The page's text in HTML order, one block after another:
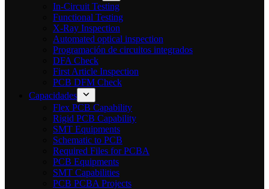
In-Circuit Testing
Functional Testing
X-Ray Inspection
Automated optical inspection
Programación de circuitos integrados
DFA Check
First Article Inspection
PCB DFM Check
Capacidades
Flex PCB Capability
Rigid PCB Capability
SMT Equipments
Schematic to PCB
Required Files for PCBA
PCB Equipments
SMT Capabilities
PCB PCBA Projects